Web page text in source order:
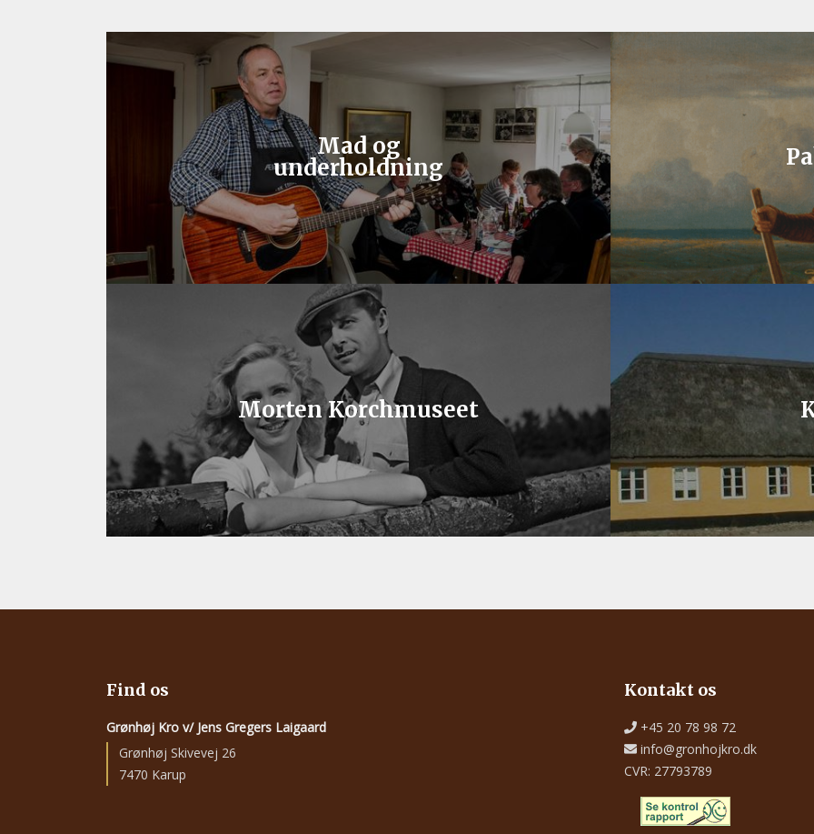
Mad og
underholdning
Morten Korchmuseet
Find os
Grønhøj Kro v/ Jens Gregers Laigaard
Grønhøj Skivevej 26
7470 Karup
Kontakt os
+45 20 78 98 72
info@gronhojkro.dk
CVR: 27793789